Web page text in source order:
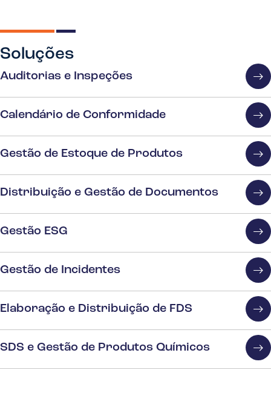
Soluções
Auditorias e Inspeções
Calendário de Conformidade
Gestão de Estoque de Produtos
Distribuição e Gestão de Documentos
Gestão ESG
Gestão de Incidentes
Elaboração e Distribuição de FDS
SDS e Gestão de Produtos Químicos